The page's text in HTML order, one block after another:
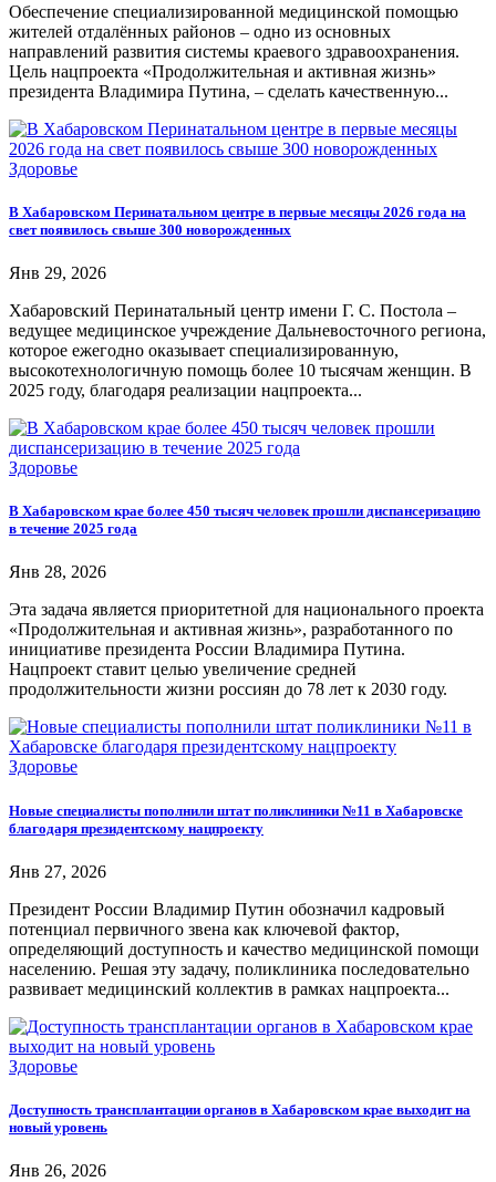
Обеспечение специализированной медицинской помощью
жителей отдалённых районов – одно из основных
направлений развития системы краевого здравоохранения.
Цель нацпроекта «Продолжительная и активная жизнь»
президента Владимира Путина, – сделать качественную...
Здоровье
В Хабаровском Перинатальном центре в первые месяцы 2026 года на
свет появилось свыше 300 новорожденных
Янв 29, 2026
Хабаровский Перинатальный центр имени Г. С. Постола –
ведущее медицинское учреждение Дальневосточного региона,
которое ежегодно оказывает специализированную,
высокотехнологичную помощь более 10 тысячам женщин. В
2025 году, благодаря реализации нацпроекта...
Здоровье
В Хабаровском крае более 450 тысяч человек прошли диспансеризацию
в течение 2025 года
Янв 28, 2026
Эта задача является приоритетной для национального проекта
«Продолжительная и активная жизнь», разработанного по
инициативе президента России Владимира Путина.
Нацпроект ставит целью увеличение средней
продолжительности жизни россиян до 78 лет к 2030 году.
Здоровье
Новые специалисты пополнили штат поликлиники №11 в Хабаровске
благодаря президентскому нацпроекту
Янв 27, 2026
Президент России Владимир Путин обозначил кадровый
потенциал первичного звена как ключевой фактор,
определяющий доступность и качество медицинской помощи
населению. Решая эту задачу, поликлиника последовательно
развивает медицинский коллектив в рамках нацпроекта...
Здоровье
Доступность трансплантации органов в Хабаровском крае выходит на
новый уровень
Янв 26, 2026